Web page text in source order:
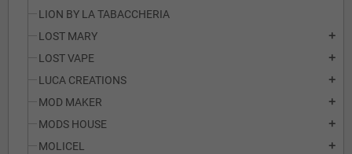
LION BY LA TABACCHERIA
LOST MARY
add
LOST VAPE add
LUCA CREATIONS add
MOD MAKER add
MODS HOUSE add
MOLICEL add